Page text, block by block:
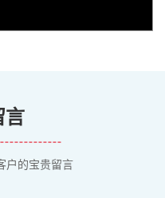
言
户的宝贵留言